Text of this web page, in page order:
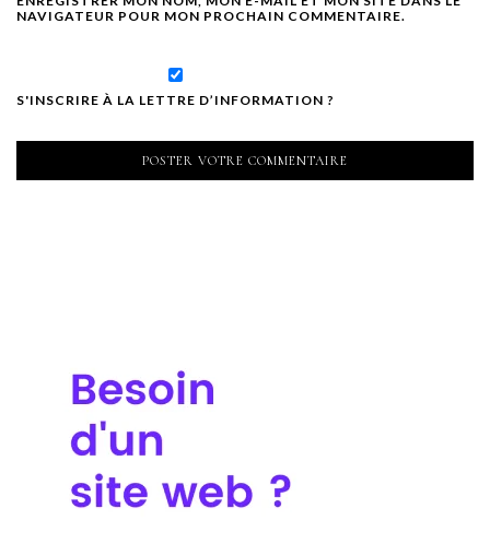
NAVIGATEUR POUR MON PROCHAIN COMMENTAIRE.
S'INSCRIRE À LA LETTRE D’INFORMATION ?